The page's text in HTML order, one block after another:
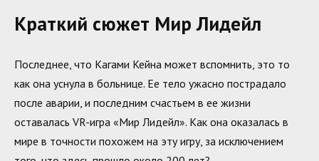
Краткий сюжет Мир Лидейл
Последнее, что Кагами Кейна может вспомнить, это то
как она уснула в больнице. Ее тело ужасно пострадало
после аварии, и последним счастьем в ее жизни
оставалась VR-игра «Мир Лидейл». Как она оказалась в
мире в точности похожем на эту игру, за исключением